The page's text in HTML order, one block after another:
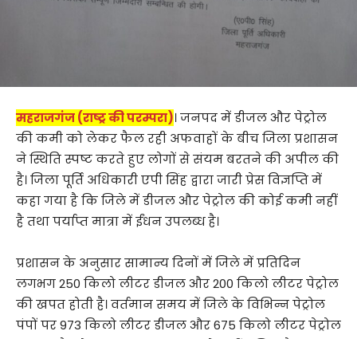
महराजगंज (राष्ट्र की परम्परा)। जनपद में डीजल और पेट्रोल
की कमी को लेकर फैल रही अफवाहों के बीच जिला प्रशासन
ने स्थिति स्पष्ट करते हुए लोगों से संयम बरतने की अपील की
है। जिला पूर्ति अधिकारी एपी सिंह द्वारा जारी प्रेस विज्ञप्ति में
कहा गया है कि जिले में डीजल और पेट्रोल की कोई कमी नहीं
है तथा पर्याप्त मात्रा में ईंधन उपलब्ध है।
प्रशासन के अनुसार सामान्य दिनों में जिले में प्रतिदिन
लगभग 250 किलो लीटर डीजल और 200 किलो लीटर पेट्रोल
की खपत होती है। वर्तमान समय में जिले के विभिन्न पेट्रोल
पंपों पर 973 किलो लीटर डीजल और 675 किलो लीटर पेट्रोल